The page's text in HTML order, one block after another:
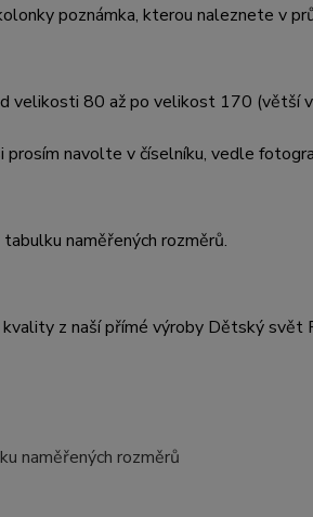
poznámka, kterou naleznete v
velikosti 80 až po velikost 170 (větší
prosím navolte v číselníku, vedle
naměřených rozměrů.
z naší přímé výroby Dětský svět
naměřených rozměrů